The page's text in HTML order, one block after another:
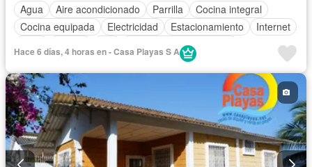
Agua
Aire acondicionado Parrilla
Cocina integral
Cocina equipada
Electricidad Estacionamiento
Internet
Parcialmente amoblado
Hace 6 días, 4 horas en - Casa Playas S A